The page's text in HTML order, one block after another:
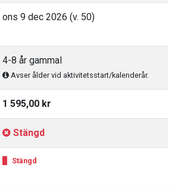
ons 9 dec 2026 (v. 50)
4-8 år gammal
Avser ålder vid aktivitetsstart/kalenderår.
1 595,00 kr
Stängd
Stängd